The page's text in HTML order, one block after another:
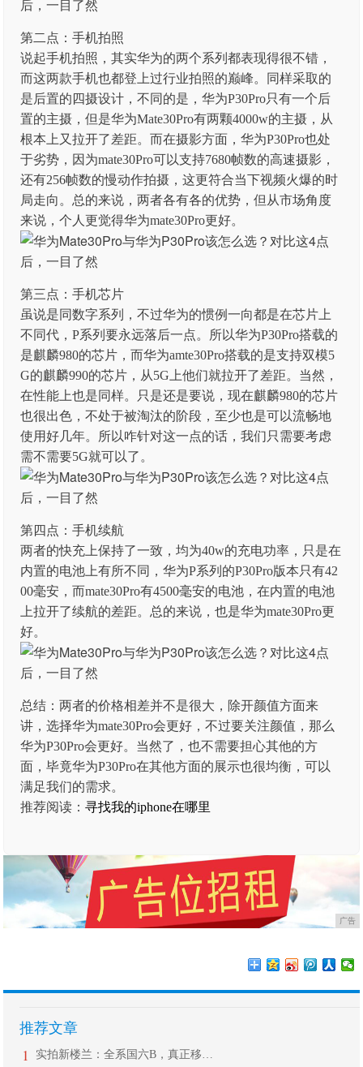
第二点：手机拍照
说起手机拍照，其实华为的两个系列都表现得很不错，
而这两款手机也都登上过行业拍照的巅峰。同样采取的
是后置的四摄设计，不同的是，华为P30Pro只有一个后
置的主摄，但是华为Mate30Pro有两颗4000w的主摄，从
根本上又拉开了差距。而在摄影方面，华为P30Pro也处
于劣势，因为mate30Pro可以支持7680帧数的高速摄影，
还有256帧数的慢动作拍摄，这更符合当下视频火爆的时
局走向。总的来说，两者各有各的优势，但从市场角度
来说，个人更觉得华为mate30Pro更好。
第三点：手机芯片
虽说是同数字系列，不过华为的惯例一向都是在芯片上
不同代，P系列要永远落后一点。所以华为P30Pro搭载的
是麒麟980的芯片，而华为amte30Pro搭载的是支持双模5
G的麒麟990的芯片，从5G上他们就拉开了差距。当然，
在性能上也是同样。只是还是要说，现在麒麟980的芯片
也很出色，不处于被淘汰的阶段，至少也是可以流畅地
使用好几年。所以咋针对这一点的话，我们只需要考虑
需不需要5G就可以了。
第四点：手机续航
两者的快充上保持了一致，均为40w的充电功率，只是在
内置的电池上有所不同，华为P系列的P30Pro版本只有42
00毫安，而mate30Pro有4500毫安的电池，在内置的电池
上拉开了续航的差距。总的来说，也是华为mate30Pro更
好。
总结：两者的价格相差并不是很大，除开颜值方面来
讲，选择华为mate30Pro会更好，不过要关注颜值，那么
华为P30Pro会更好。当然了，也不需要担心其他的方
面，毕竟华为P30Pro在其他方面的展示也很均衡，可以
满足我们的需求。
推荐阅读：寻找我的iphone在哪里
广告
推荐文章
1 实拍新楼兰：全系国六B，真正移动大沙